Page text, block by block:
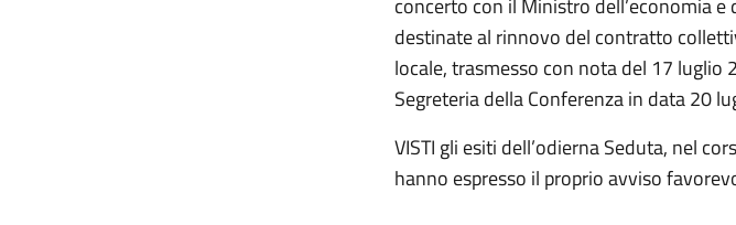
concerto con il Ministro dell’economia
destinate al rinnovo del contratto
locale, trasmesso con nota del 17
Segreteria della Conferenza in data 20
VISTI gli esiti dell’odierna Seduta, nel
hanno espresso il proprio avviso